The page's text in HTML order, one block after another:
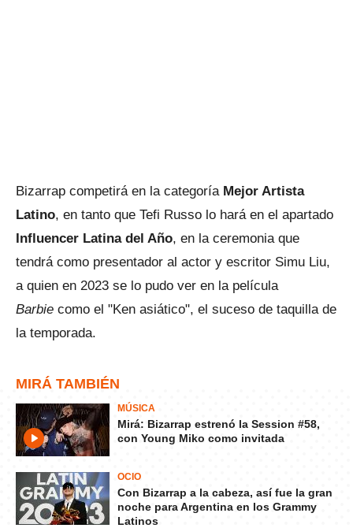
Bizarrap competirá en la categoríaMejor Artista
Latino, en tanto que Tefi Russo lo hará en el apartado
Influencer Latina del Año, en la ceremonia que
tendrá como presentador al actor y escritor Simu Liu,
a quien en 2023 se lo pudo ver en la película
Barbie como el "Ken asiático", el suceso de taquilla de
la temporada.
MIRÁ TAMBIÉN
MÚSICA
Mirá: Bizarrap estrenó la Session #58,
con Young Miko como invitada
OCIO
Con Bizarrap a la cabeza, así fue la gran
noche para Argentina en los Grammy
Latinos